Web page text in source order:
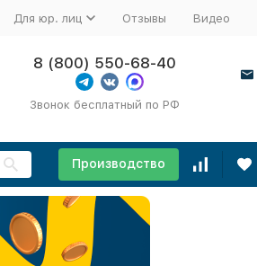
Для юр. лиц Отзывы Видео
8 (800) 550-68-40
Звонок бесплатный по РФ
Производство